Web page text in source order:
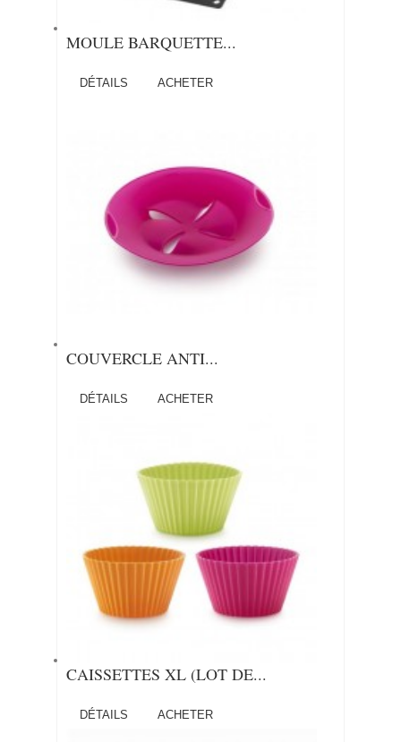
MOULE BARQUETTE...
DÉTAILS ACHETER
COUVERCLE ANTI...
DÉTAILS ACHETER
CAISSETTES XL (LOT DE...
DÉTAILS ACHETER